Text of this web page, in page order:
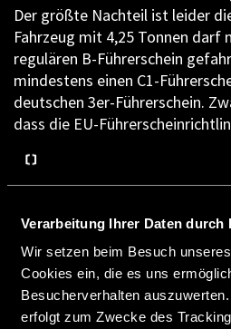
Verarbeitung Ihrer Daten durch
Wir setzen beim Besuch
Cookies ein, die es uns
Besucherverhalten
erfolgt zum Zwecke des
Der größte Nachteil ist leider
Fahrzeug mit 4,25 Tonnen darf
regulären B-Führerschein
mindestens einen C1-
deutschen 3er-Führerschein.
dass die EU-
wird – eine Erhöhung des
für den B-Führerschein auf
Planung – doch bis dahin heißt
2.
Überholverbote
Mit einem Fahrzeug über 3,5
Deutschland an strengere